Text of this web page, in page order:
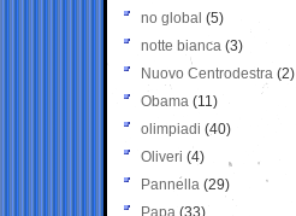
no global (5)
notte bianca (3)
Nuovo Centrodestra (2)
Obama (11)
olimpiadi (40)
Oliveri (4)
Pannella (29)
Papa (33)